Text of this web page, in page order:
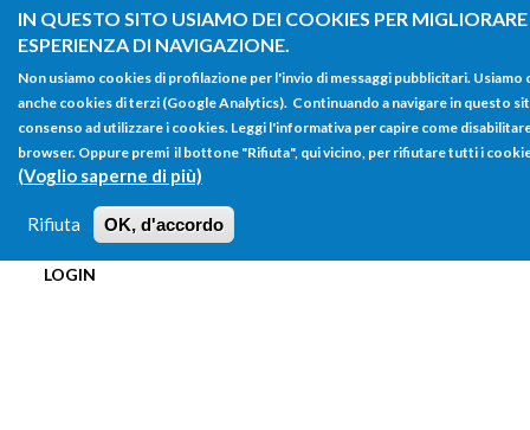
IN QUESTO SITO USIAMO DEI COOKIES PER
ESPERIENZA DI NAVIGAZIONE.
Non usiamo cookies di profilazione per l'invio di messaggi pubblicitari. Usiamo
anche cookies di terzi (Google Analytics). Continuando a navigare in questo
consenso ad utilizzare i cookies. Leggi l'informativa per capire come
browser. Oppure premi il bottone "Rifiuta", qui vicino, per rifiutare tutti i
(Voglio saperne di più)
Rifiuta OK, d'accordo
Salta al contenuto principale
FORM
DI
RICERCA
Main menu
HOME TUTTI I PROFILI
LOGIN